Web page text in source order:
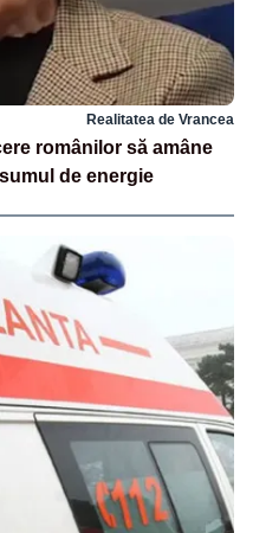
Realitatea de Vrancea
românilor să amâne
de energie